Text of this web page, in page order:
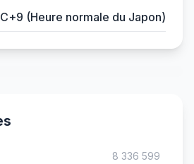
(Heure normale du Japon)
8 336 599